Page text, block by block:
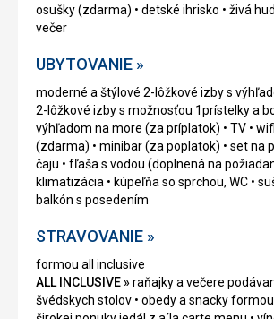
osušky (zdarma) • detské ihrisko • živá
večer
UBYTOVANIE »
moderné a štýlové 2-lôžkové izby s
2-lôžkové izby s možnosťou 1prístelky a
výhľadom na more (za príplatok) • TV •
(zdarma) • minibar (za poplatok) • set na
čaju • fľaša s vodou (doplnená na
klimatizácia • kúpeľňa so sprchou, WC •
balkón s posedením
STRAVOVANIE »
formou all inclusive
ALL INCLUSIVE »raňajky a večere
švédskych stolov • obedy a snacky